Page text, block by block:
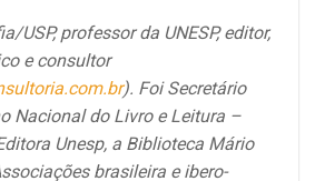
USP, professor da UNESP, editor,
e consultor
). Foi Secretário
Nacional do Livro e Leitura –
Unesp, a Biblioteca Mário
brasileira e ibero-